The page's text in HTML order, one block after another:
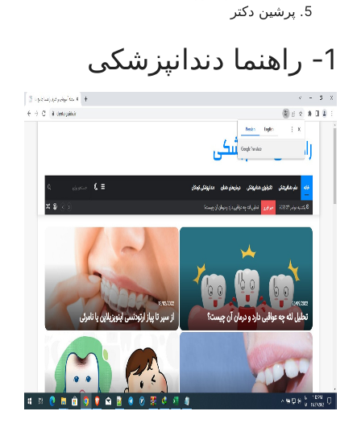
پرشین دکتر
1- راهنما دندانپزشکی